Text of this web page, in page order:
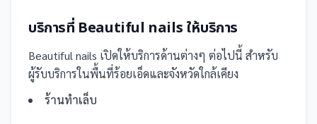
บริการที่ Beautiful nails ให้บริการ
Beautiful nails เปิดให้บริการด้านต่างๆ ต่อไปนี้ สำหรับ
ผู้รับบริการในพื้นที่ร้อยเอ็ดและจังหวัดใกล้เคียง
ร้านทำเล็บ